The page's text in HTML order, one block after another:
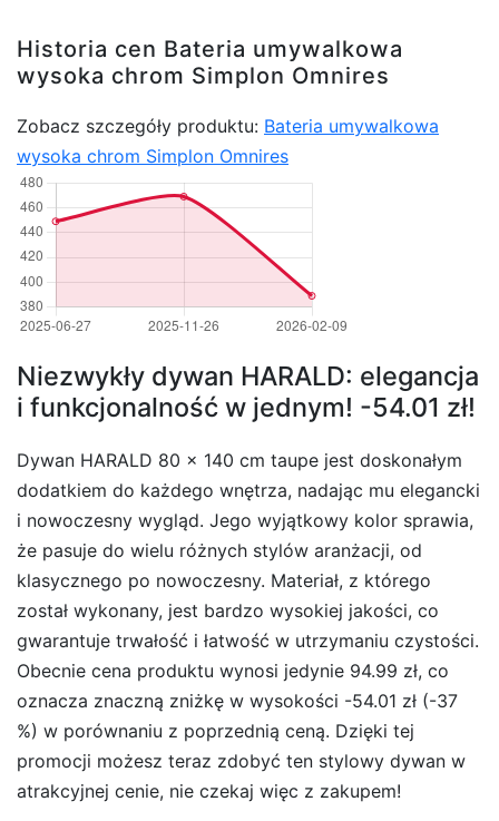
Historia cen Bateria umywalkowa
wysoka chrom Simplon Omnires
Zobacz szczegóły produktu: Bateria umywalkowa
wysoka chrom Simplon Omnires
Niezwykły dywan HARALD: elegancja
i funkcjonalność w jednym! -54.01 zł!
Dywan HARALD 80 x 140 cm taupe jest doskonałym
dodatkiem do każdego wnętrza, nadając mu elegancki
i nowoczesny wygląd. Jego wyjątkowy kolor sprawia,
że pasuje do wielu różnych stylów aranżacji, od
klasycznego po nowoczesny. Materiał, z którego
został wykonany, jest bardzo wysokiej jakości, co
gwarantuje trwałość i łatwość w utrzymaniu czystości.
Obecnie cena produktu wynosi jedynie 94.99 zł, co
oznacza znaczną zniżkę w wysokości -54.01 zł (-37
%) w porównaniu z poprzednią ceną. Dzięki tej
promocji możesz teraz zdobyć ten stylowy dywan w
atrakcyjnej cenie, nie czekaj więc z zakupem!